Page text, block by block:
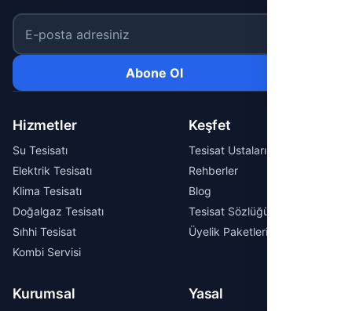
E-posta adresiniz
Abone Ol
Hizmetler
Su Tesisatı
Elektrik Tesisatı
Klima Tesisatı
Doğalgaz Tesisatı
Sıhhi Tesisat
Kombi Servisi
Keşfet
Tesisat Ustaları
Rehberler
Blog
Tesisat Sözlüğü
Üyelik Paketleri
Kurumsal Yasal